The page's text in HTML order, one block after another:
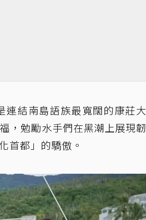
結南島語族最寬闊的康莊大
，勉勵水手們在黑潮上展現韌
首都」的驕傲。